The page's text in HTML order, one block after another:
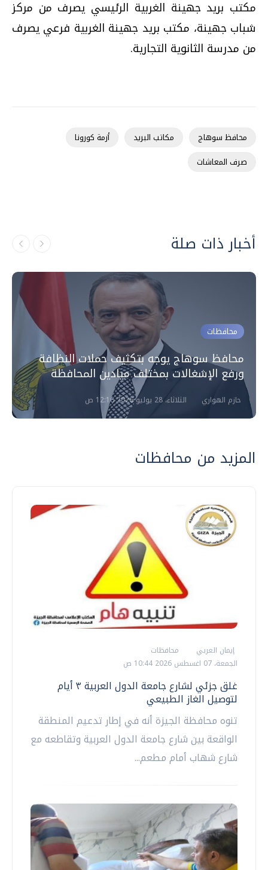
مكتب بريد جهينة الغربية الرئيسي يصرف من مركز
شباب جهينة، مكتب بريد جهينة الغربية فرعي يصرف
من مدرسة الثانوية التجارية.
محافظ سوهاج مكاتب البريد
أزمة كورونا
صرف المعاشات
أخبار ذات صلة
محافظات
محافظ سوهاج يوجه بتكثيف حملات النظافة
ورفع الإشغالات بمختلف ميادين المحافظة
حازم الهواري الثلاثاء، 28 يوليو 2026 12:16 ص
المزيد من محافظات
إيمان العربي
محافظات
الجمعة، 07 اغسطس 2026 10:44 ص
غلق جزئي لشارع جامعة الدول العربية ٣ أيام
لتوصيل الغاز الطبيعي
تنوه محافظة الجيزة أنه في إطار تدعيم المنطقة
الواقعة بين شارع جامعة الدول العربية وتقاطعه مع
شارع شهاب أمام مطعم...